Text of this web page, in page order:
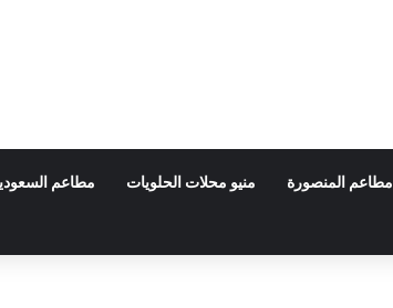
مطاعم المنصورة منيو محلات الحلويات مطاعم